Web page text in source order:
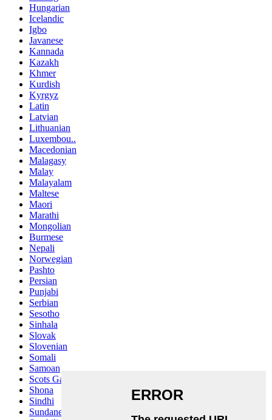
Hungarian
Icelandic
Igbo
Javanese
Kannada
Kazakh
Khmer
Kurdish
Kyrgyz
Latin
Latvian
Lithuanian
Luxembou..
Macedonian
Malagasy
Malay
Malayalam
Maltese
Maori
Marathi
Mongolian
Burmese
Nepali
Norwegian
Pashto
Persian
Punjabi
Serbian
Sesotho
Sinhala
Slovak
Slovenian
Somali
Samoan
Scots Gaelic
Shona
Sindhi
Sundanese